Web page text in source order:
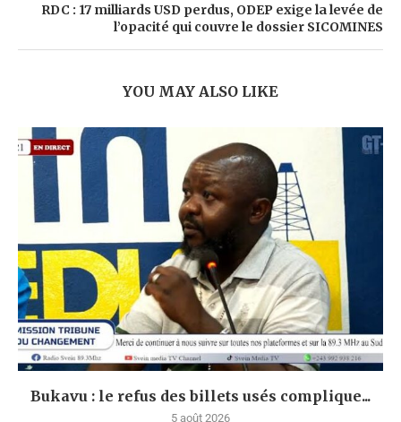
RDC : 17 milliards USD perdus, ODEP exige la levée de
l’opacité qui couvre le dossier SICOMINES
YOU MAY ALSO LIKE
Bukavu : le refus des billets usés complique...
5 août 2026